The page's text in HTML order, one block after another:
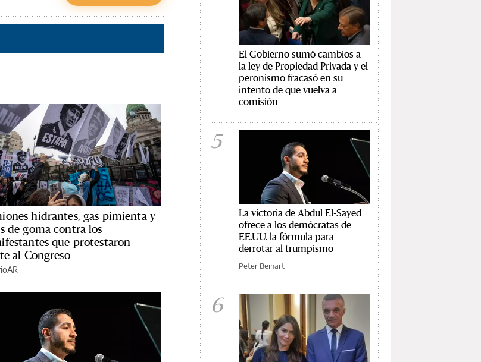
hidrantes, gas pimienta y
de goma contra los
que protestaron
al Congreso
El Gobierno sumó cambios a
la ley de Propiedad Privada y el
peronismo fracasó en su
intento de que vuelva a
comisión
5
La victoria de Abdul El-Sayed
ofrece a los demócratas de
EE.UU. la fórmula para
derrotar al trumpismo
Peter Beinart
6